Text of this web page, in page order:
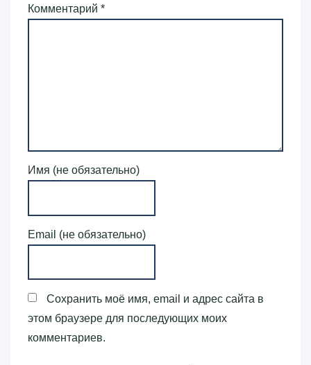
Комментарий *
Имя (не обязательно)
Email (не обязательно)
Сохранить моё имя, email и адрес сайта в
этом браузере для последующих моих
комментариев.